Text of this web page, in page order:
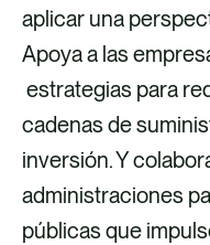
aplicar una
Apoya a las
estrategias para
cadenas de
inversión. Y
administraciones
públicas que